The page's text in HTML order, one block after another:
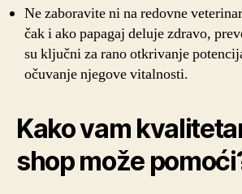
Ne zaboravite ni na redovne
čak i ako papagaj deluje zdravo,
su ključni za rano otkrivanje
očuvanje njegove vitalnosti.
Kako vam
shop može